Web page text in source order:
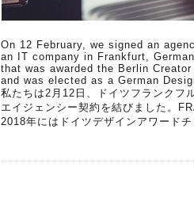
On 12 February, we signed an
an IT company in Frankfurt,
that was awarded the Berlin Creator
and was elected as a German
私たちは2月12日、ドイツフランク
エイジェンシー契約を結びました。
2018年にはドイツデザインアワード